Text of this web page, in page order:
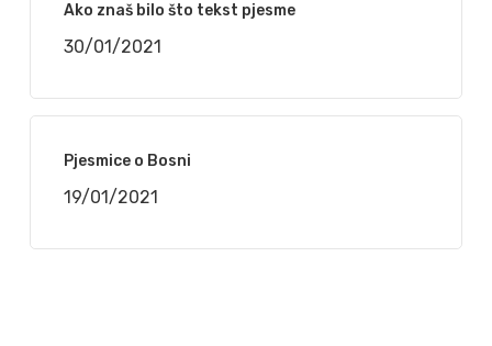
Ako znaš bilo što tekst pjesme
30/01/2021
Pjesmice o Bosni
19/01/2021